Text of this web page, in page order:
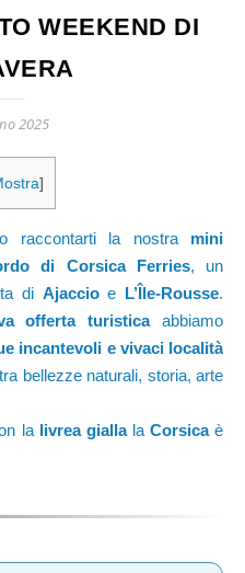
WEEKEND DI
2025
]
raccontarti la nostra mini
di Corsica Ferries, un
di Ajaccioe L’Île-Rousse.
offerta turisticaabbiamo
incantevoli e vivaci località
bellezze naturali, storia, arte
la livrea giallala Corsicaè